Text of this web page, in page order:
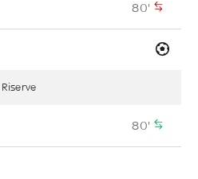
80'
Riserve
80'